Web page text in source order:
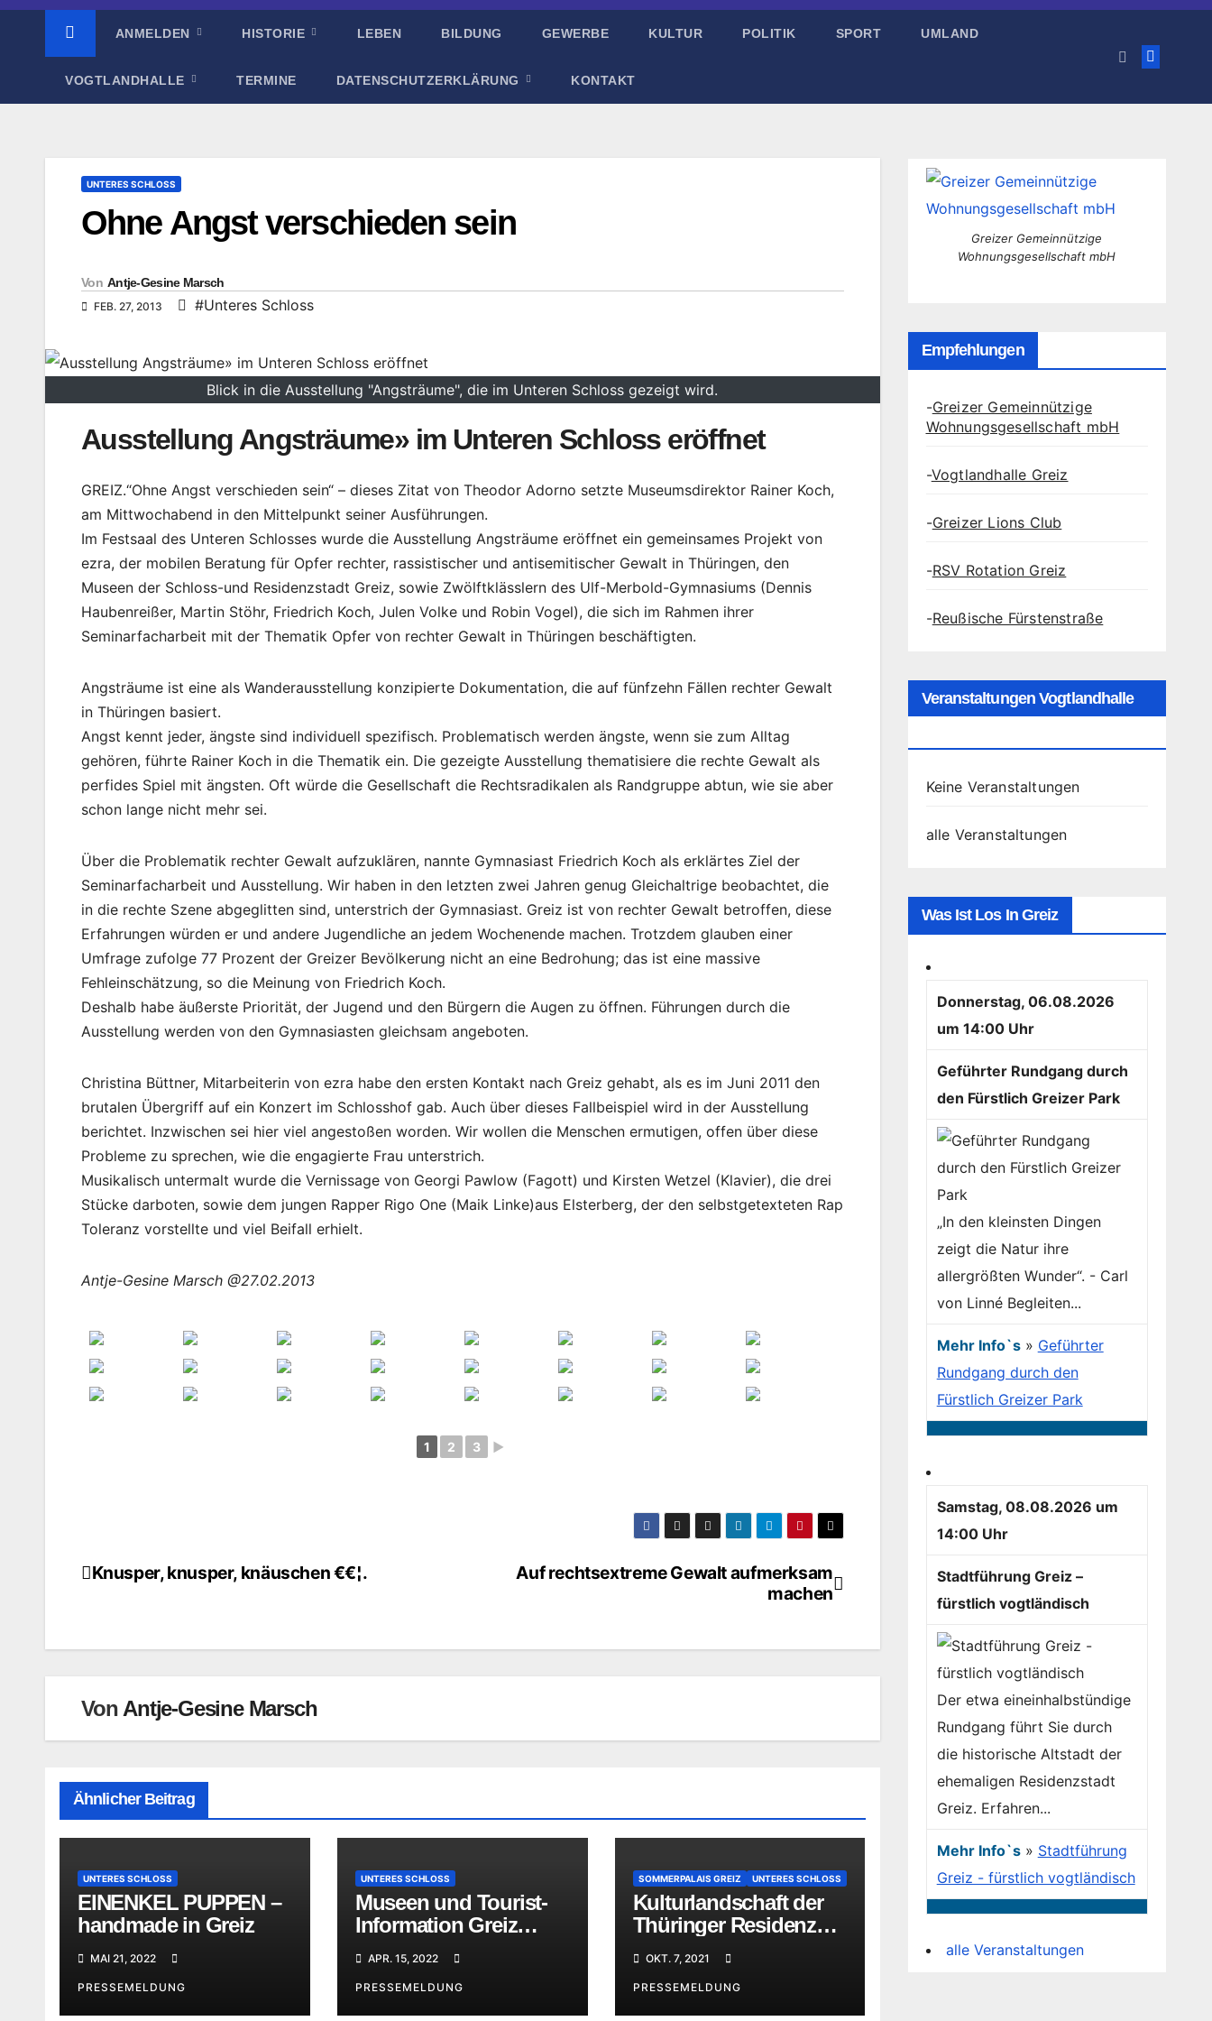
ANMELDEN HISTORIE LEBEN BILDUNG GEWERBE KULTUR POLITIK SPORT UMLAND
VOGTLANDHALLE TERMINE DATENSCHUTZERKLÄRUNG KONTAKT
UNTERES SCHLOSS
Ohne Angst verschieden sein
Von Antje-Gesine Marsch
FEB. 27, 2013 #Unteres Schloss
Blick in die Ausstellung "Angsträume", die im Unteren Schloss gezeigt wird.
Ausstellung Angsträume» im Unteren Schloss eröffnet
GREIZ.“Ohne Angst verschieden sein“ – dieses Zitat von Theodor Adorno setzte Museumsdirektor Rainer Koch,
am Mittwochabend in den Mittelpunkt seiner Ausführungen.
Im Festsaal des Unteren Schlosses wurde die Ausstellung Angsträume eröffnet ein gemeinsames Projekt von
ezra, der mobilen Beratung für Opfer rechter, rassistischer und antisemitischer Gewalt in Thüringen, den
Museen der Schloss-und Residenzstadt Greiz, sowie Zwölftklässlern des Ulf-Merbold-Gymnasiums (Dennis
Haubenreißer, Martin Stöhr, Friedrich Koch, Julen Volke und Robin Vogel), die sich im Rahmen ihrer
Seminarfacharbeit mit der Thematik Opfer von rechter Gewalt in Thüringen beschäftigten.
Angsträume ist eine als Wanderausstellung konzipierte Dokumentation, die auf fünfzehn Fällen rechter Gewalt
in Thüringen basiert.
Angst kennt jeder, ängste sind individuell spezifisch. Problematisch werden ängste, wenn sie zum Alltag
gehören, führte Rainer Koch in die Thematik ein. Die gezeigte Ausstellung thematisiere die rechte Gewalt als
perfides Spiel mit ängsten. Oft würde die Gesellschaft die Rechtsradikalen als Randgruppe abtun, wie sie aber
schon lange nicht mehr sei.
Über die Problematik rechter Gewalt aufzuklären, nannte Gymnasiast Friedrich Koch als erklärtes Ziel der
Seminarfacharbeit und Ausstellung. Wir haben in den letzten zwei Jahren genug Gleichaltrige beobachtet, die
in die rechte Szene abgeglitten sind, unterstrich der Gymnasiast. Greiz ist von rechter Gewalt betroffen, diese
Erfahrungen würden er und andere Jugendliche an jedem Wochenende machen. Trotzdem glauben einer
Umfrage zufolge 77 Prozent der Greizer Bevölkerung nicht an eine Bedrohung; das ist eine massive
Fehleinschätzung, so die Meinung von Friedrich Koch.
Deshalb habe äußerste Priorität, der Jugend und den Bürgern die Augen zu öffnen. Führungen durch die
Ausstellung werden von den Gymnasiasten gleichsam angeboten.
Christina Büttner, Mitarbeiterin von ezra habe den ersten Kontakt nach Greiz gehabt, als es im Juni 2011 den
brutalen Übergriff auf ein Konzert im Schlosshof gab. Auch über dieses Fallbeispiel wird in der Ausstellung
berichtet. Inzwischen sei hier viel angestoßen worden. Wir wollen die Menschen ermutigen, offen über diese
Probleme zu sprechen, wie die engagierte Frau unterstrich.
Musikalisch untermalt wurde die Vernissage von Georgi Pawlow (Fagott) und Kirsten Wetzel (Klavier), die drei
Stücke darboten, sowie dem jungen Rapper Rigo One (Maik Linke)aus Elsterberg, der den selbstgetexteten Rap
Toleranz vorstellte und viel Beifall erhielt.
Antje-Gesine Marsch @27.02.2013
1 2 3 ►
Beitragsnavigation
Auf rechtsextreme Gewalt aufmerksam
machen
Knusper, knusper, knäuschen €€¦.
VonAntje-Gesine Marsch
Ähnlicher Beitrag
UNTERES SCHLOSS
EINENKEL PUPPEN –
handmade in Greiz
MAI 21, 2022
PRESSEMELDUNG
UNTERES SCHLOSS
Museen und Tourist-
Information Greiz
geöffnet
APR. 15, 2022
PRESSEMELDUNG
SOMMERPALAIS GREIZ UNTERES SCHLOSS
Kulturlandschaft der
Thüringer Residenzen
macht sich auf den
Weg zum Welterbe-
Status
OKT. 7, 2021
PRESSEMELDUNG
Greizer Gemeinnützige
Wohnungsgesellschaft mbH
Empfehlungen
-Greizer Gemeinnützige
Wohnungsgesellschaft mbH
-Vogtlandhalle Greiz
-Greizer Lions Club
-RSV Rotation Greiz
-Reußische Fürstenstraße
Veranstaltungen Vogtlandhalle
Keine Veranstaltungen
alle Veranstaltungen
Was Ist Los In Greiz
Donnerstag, 06.08.2026
um 14:00 Uhr
Geführter Rundgang durch
den Fürstlich Greizer Park
„In den kleinsten Dingen
zeigt die Natur ihre
allergrößten Wunder“. - Carl
von Linné Begleiten...
Mehr Info`s» Geführter
Rundgang durch den
Fürstlich Greizer Park
Samstag, 08.08.2026 um
14:00 Uhr
Stadtführung Greiz –
fürstlich vogtländisch
Der etwa eineinhalbstündige
Rundgang führt Sie durch
die historische Altstadt der
ehemaligen Residenzstadt
Greiz. Erfahren...
Mehr Info`s» Stadtführung
Greiz - fürstlich vogtländisch
alle Veranstaltungen